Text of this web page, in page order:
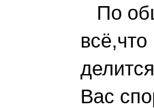
По
Вас